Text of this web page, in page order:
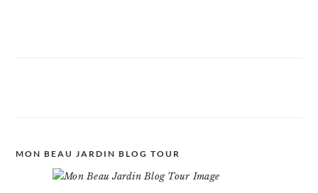
MON BEAU JARDIN BLOG TOUR